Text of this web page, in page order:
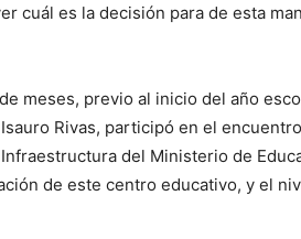
cuál es la decisión para de esta
meses, previo al inicio del año
Rivas, participó en el
del Ministerio de
de este centro educativo, y el